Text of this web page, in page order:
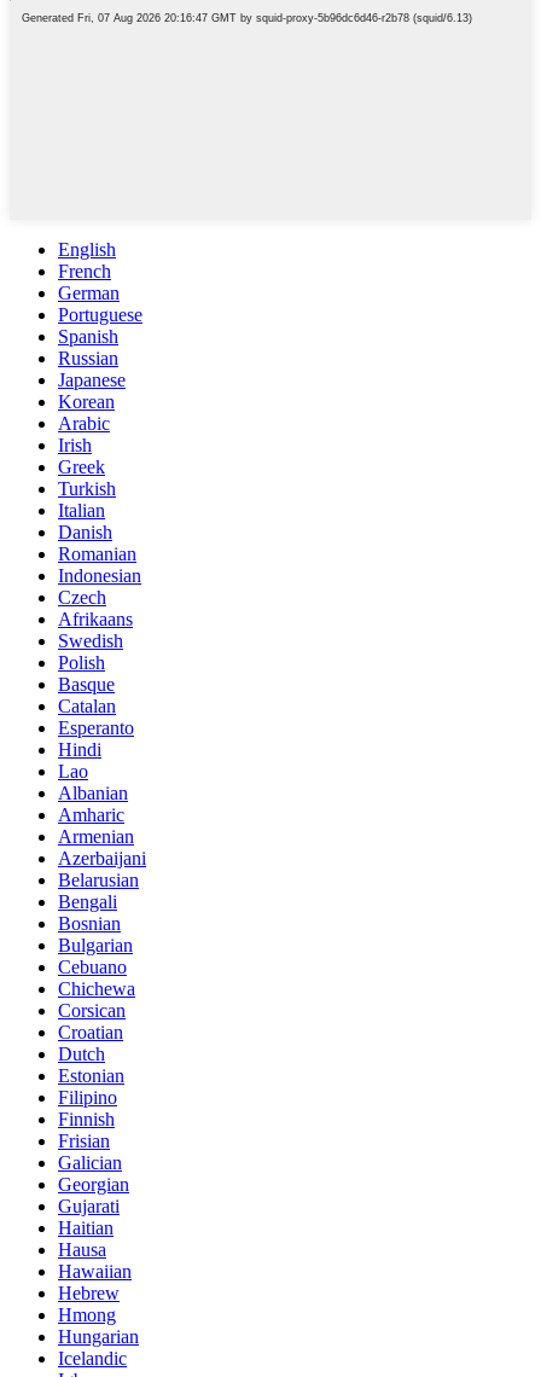
English
French
German
Portuguese
Spanish
Russian
Japanese
Korean
Arabic
Irish
Greek
Turkish
Italian
Danish
Romanian
Indonesian
Czech
Afrikaans
Swedish
Polish
Basque
Catalan
Esperanto
Hindi
Lao
Albanian
Amharic
Armenian
Azerbaijani
Belarusian
Bengali
Bosnian
Bulgarian
Cebuano
Chichewa
Corsican
Croatian
Dutch
Estonian
Filipino
Finnish
Frisian
Galician
Georgian
Gujarati
Haitian
Hausa
Hawaiian
Hebrew
Hmong
Hungarian
Icelandic